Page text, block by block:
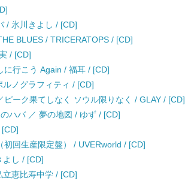
/ 氷川きよし / [CD]
BLUES / TRICERATOPS / [CD]
/ [CD]
に行こう Again / 福耳 / [CD]
ノグラフィティ / [CD]
ピーク果てしなく ソウル限りなく / GLAY / [CD]
ハバ ／ 夢の地図 / ゆず / [CD]
初回生産限定盤） / UVERworld / [CD]
よし / [CD]
恵比寿中学 / [CD]